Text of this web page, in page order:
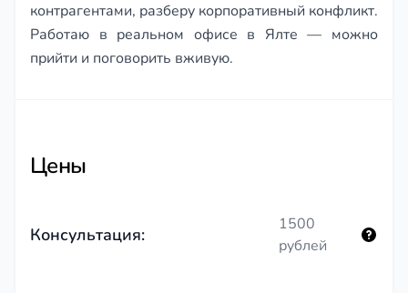
контрагентами, разберу корпоративный конфликт.
Работаю в реальном офисе в Ялте — можно
прийти и поговорить вживую.
Цены
Консультация:
1500
рублей